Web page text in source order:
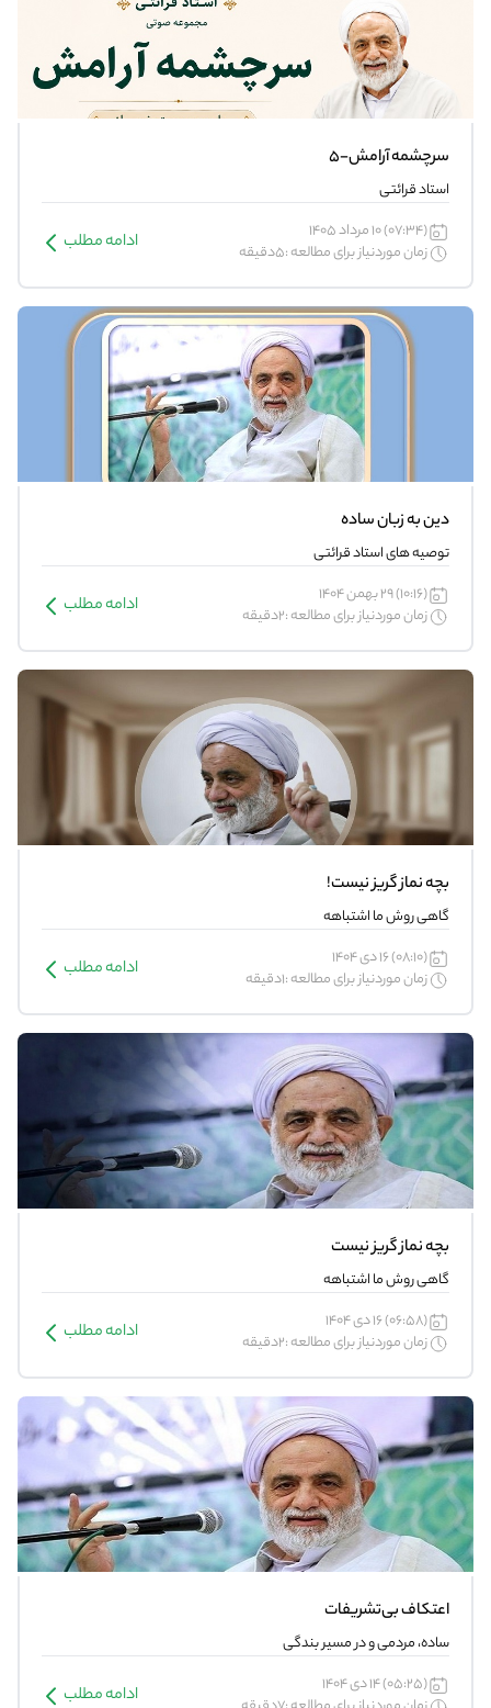
سرچشمه آرامش-5
استاد قرائتی
(07:34) 10 مرداد 1405
زمان موردنیاز برای مطالعه :5دقیقه
ادامه مطلب
دین به زبان ساده
توصیه های استاد قرائتی
(10:16) 29 بهمن 1404
زمان موردنیاز برای مطالعه :2دقیقه
ادامه مطلب
بچه نماز گریز نیست!
گاهی روش ما اشتباهه
(08:10) 16 دی 1404
زمان موردنیاز برای مطالعه :1دقیقه
ادامه مطلب
بچه نماز گریز نیست
گاهی روش ما اشتباهه
(06:58) 16 دی 1404
زمان موردنیاز برای مطالعه :2دقیقه
ادامه مطلب
اعتکاف بی‌تشریفات
ساده، مردمی و در مسیر بندگی
(05:25) 14 دی 1404
ادامه مطلب